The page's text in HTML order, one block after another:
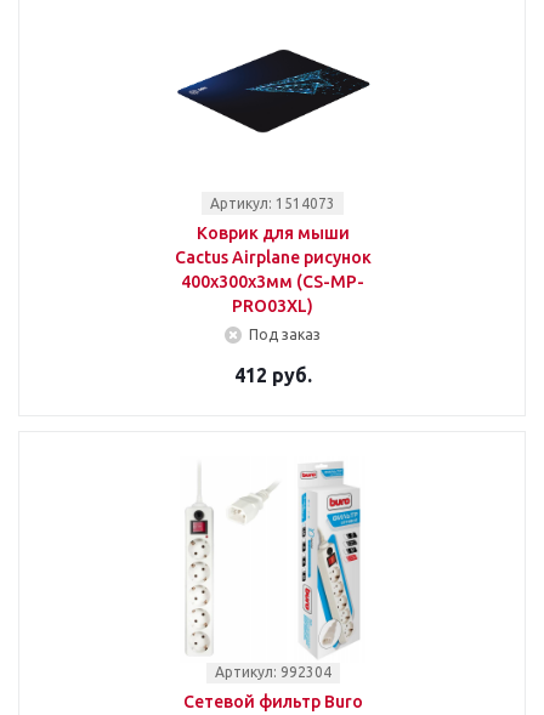
Артикул: 1514073
Коврик для мыши
Cactus Airplane рисунок
400x300x3мм (CS-MP-
PRO03XL)
Под заказ
412 руб.
Артикул: 992304
Сетевой фильтр Buro